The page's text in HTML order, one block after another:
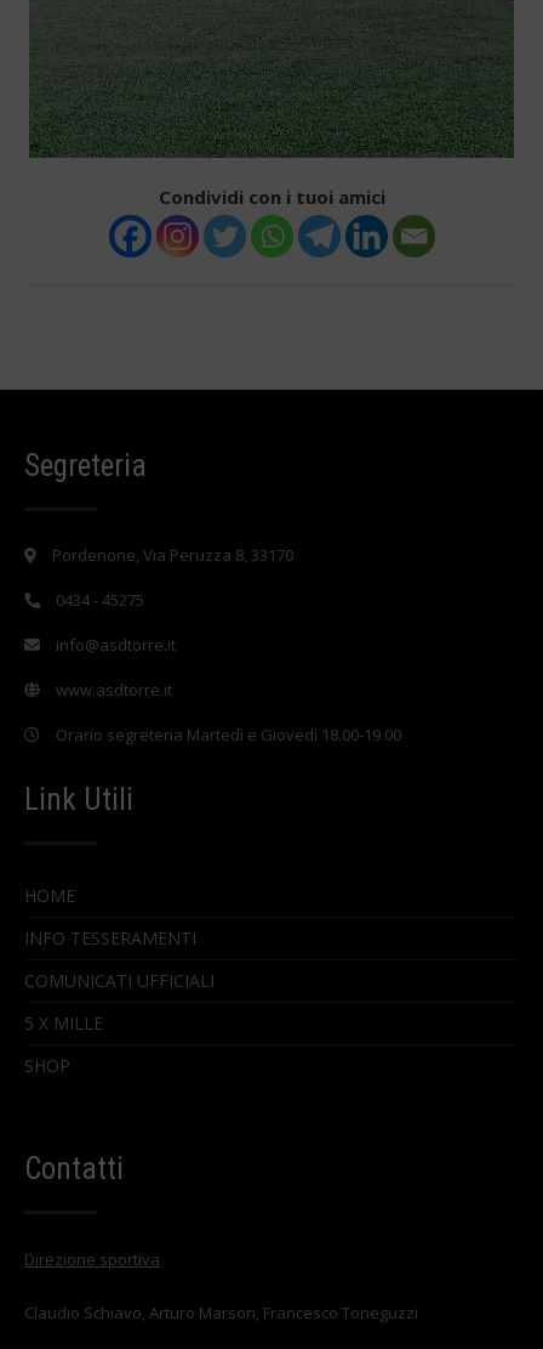
Condividi con i tuoi amici
Segreteria
Pordenone, Via Peruzza 8, 33170
0434 - 45275
info@asdtorre.it
www.asdtorre.it
Orario segreteria Martedì e Giovedì 18.00-19.00
Link Utili
HOME
INFO TESSERAMENTI
COMUNICATI UFFICIALI
5 X MILLE
SHOP
Contatti
Direzione sportiva
Claudio Schiavo, Arturo Marson, Francesco Toneguzzi